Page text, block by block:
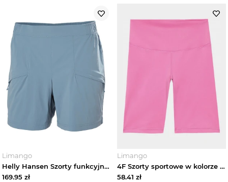
Limango
Helly Hansen Szorty funkcyjne "Elv Light Tur" w kolorze błękitnym rozmiar: XS
169.95 zł
Limango
4F Szorty sportowe w kolorze jasnoróżowym rozmiar: M
58.41 zł